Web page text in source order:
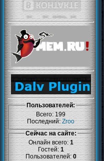
Пользователей:
Всего: 199
Последний:Zroo
Сейчас на сайте:
Онлайн всего:1
Гостей: 1
Пользователей:0